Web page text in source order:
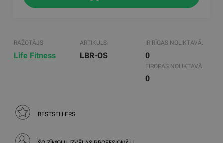
RAŽOTĀJS
Life Fitness
ARTIKULS
LBR-OS
IR RĪGAS NOLIKTAVĀ:
0
EIROPAS NOLIKTAVĀ
0
BESTSELLERS